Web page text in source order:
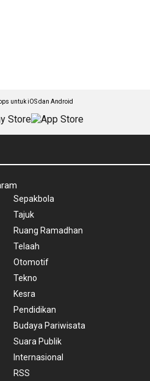
untuk iOS dan Android
Sepakbola
Tajuk
Ruang Ramadhan
Telaah
Otomotif
Tekno
Kesra
Pendidikan
Budaya Pariwisata
Suara Publik
Internasional
RSS